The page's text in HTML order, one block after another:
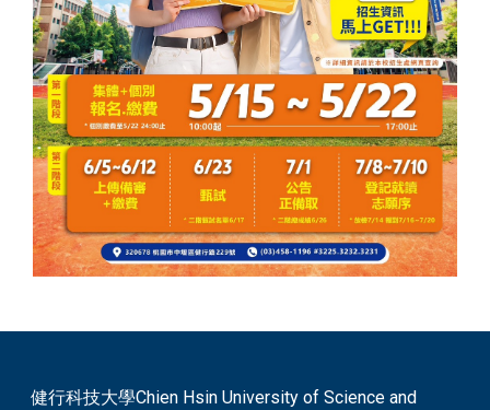
健行科技大學Chien Hsin University of Science and